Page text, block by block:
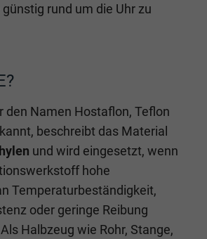
rund um die Uhr zu
den Namen Hostaflon, Teflon
beschreibt das Material
und wird eingesetzt, wenn
hohe
Temperaturbeständigkeit,
oder geringe Reibung
Halbzeug wie Rohr, Stange,